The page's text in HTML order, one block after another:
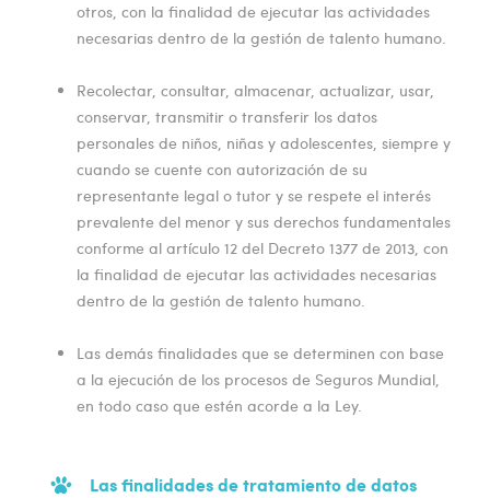
otros, con la finalidad de ejecutar las actividades
necesarias dentro de la gestión de talento humano.
Recolectar, consultar, almacenar, actualizar, usar,
conservar, transmitir o transferir los datos
personales de niños, niñas y adolescentes, siempre y
cuando se cuente con autorización de su
representante legal o tutor y se respete el interés
prevalente del menor y sus derechos fundamentales
conforme al artículo 12 del Decreto 1377 de 2013, con
la finalidad de ejecutar las actividades necesarias
dentro de la gestión de talento humano.
Las demás finalidades que se determinen con base
a la ejecución de los procesos de Seguros Mundial,
en todo caso que estén acorde a la Ley.
Las finalidades de tratamiento de datos